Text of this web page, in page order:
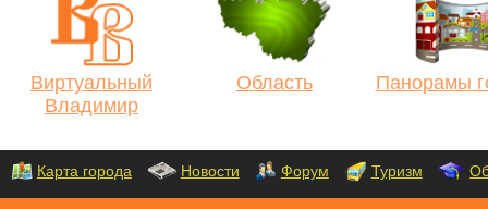
Виртуальный
Владимир
Область Панорамы
Карта города Новости Форум Туризм